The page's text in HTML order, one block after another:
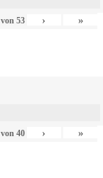
von 53 › »
von 40 › »